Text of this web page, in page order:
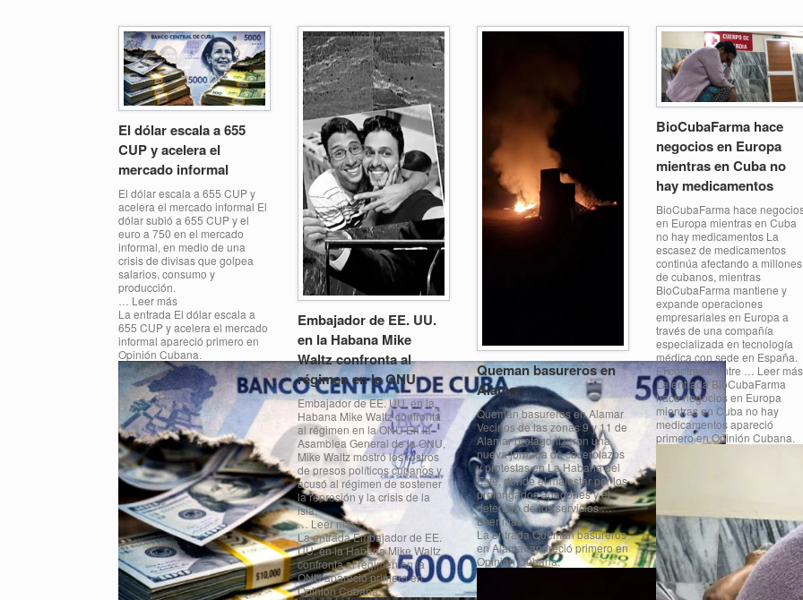
El dólar escala a 655
CUP y acelera el
mercado informal
El dólar escala a 655 CUP y
acelera el mercado informal El
dólar subió a 655 CUP y el
euro a 750 en el mercado
informal, en medio de una
crisis de divisas que golpea
salarios, consumo y
producción.
… Leer más
La entrada El dólar escala a
655 CUP y acelera el mercado
informal apareció primero en
Opinión Cubana.
Embajador de EE. UU.
en la Habana Mike
Waltz confronta al
régimen en la ONU
Embajador de EE. UU. en la
Habana Mike Waltz confronta
al régimen en la ONU En la
Asamblea General de la ONU,
Mike Waltz mostró los rostros
de presos políticos cubanos y
acusó al régimen de sostener
la represión y la crisis de la
isla.
… Leer más
La entrada Embajador de EE.
UU. en la Habana Mike Waltz
confronta al régimen en la
ONU apareció primero en
Opinión Cubana.
Queman basureros en
Alamar
Queman basureros en Alamar
Vecinos de las zonas 9 y 11 de
Alamar protagonizaron una
nueva jornada de cacerolazos
y protestas en La Habana del
Este, donde el malestar por los
prolongados apagones y el
deterioro de los servicios …
Leer más
La entrada Queman basureros
en Alamar apareció primero en
Opinión Cubana.
BioCubaFarma hace
negocios en Europa
mientras en Cuba no
hay medicamentos
BioCubaFarma hace
en Europa mientras en Cuba
no hay medicamentos La
escasez de medicamentos
continúa afectando a millones
de cubanos, mientras
BioCubaFarma mantiene y
expande operaciones
empresariales en Europa a
través de una compañía
especializada en tecnología
médica con sede en España.
El contraste entre … Leer más
La entrada BioCubaFarma
hace negocios en Europa
mientras en Cuba no hay
medicamentos apareció
primero en Opinión Cubana.